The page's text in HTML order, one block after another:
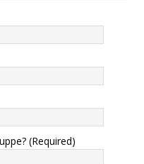
(Required)